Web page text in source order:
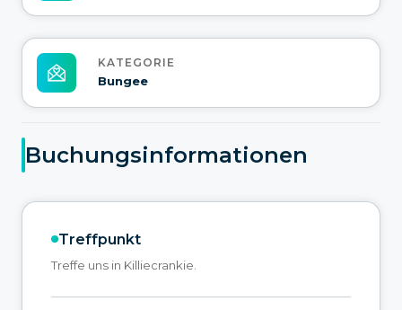
KATEGORIE
Bungee
Buchungsinformationen
Treffpunkt
Treffe uns in Killiecrankie.